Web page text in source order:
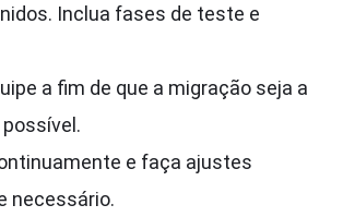
Inclua fases de teste e
a fim de que a migração seja a
e faça ajustes
necessário.